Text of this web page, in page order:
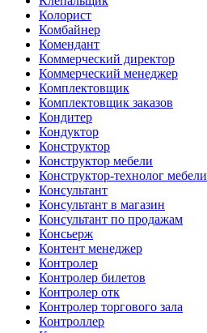
Колорист
Комбайнер
Комендант
Коммерческий директор
Коммерческий менеджер
Комплектовщик
Комплектовщик заказов
Кондитер
Кондуктор
Конструктор
Конструктор мебели
Конструктор-технолог мебели
Консультант
Консультант в магазин
Консультант по продажам
Консьерж
Контент менеджер
Контролер
Контролер билетов
Контролер отк
Контролер торгового зала
Контроллер